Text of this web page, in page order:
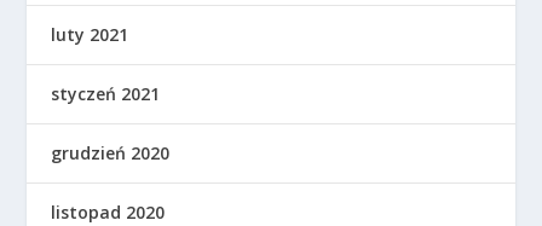
luty 2021
styczeń 2021
grudzień 2020
listopad 2020